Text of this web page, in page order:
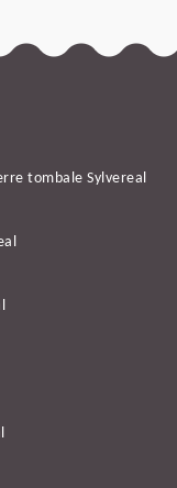
tombale Sylvereal